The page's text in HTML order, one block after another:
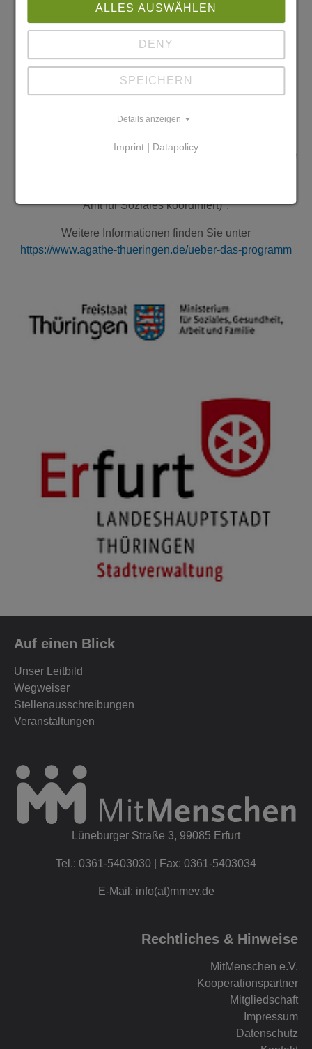
Ministeriums für Soziales, Gesundheit, Arbeit und Familie
Amt für Soziales koordiniert)".
Weitere Informationen finden Sie unter
https://www.agathe-thueringen.de/ueber-das-programm
Auf einen Blick
Unser Leitbild
Wegweiser
Stellenausschreibungen
Veranstaltungen
Lüneburger Straße 3, 99085 Erfurt
Tel.: 0361-5403030 | Fax: 0361-5403034
E-Mail: info(at)mmev.de
Rechtliches & Hinweise
MitMenschen e.V.
Kooperationspartner
Mitgliedschaft
Impressum
Datenschutz
ALLES AUSWÄHLEN
DENY
SPEICHERN
Details anzeigen
Imprint | Datapolicy